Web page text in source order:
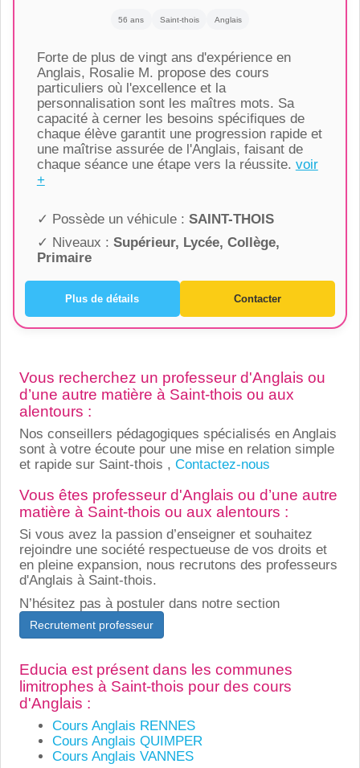
56 ans Saint-thois Anglais
Forte de plus de vingt ans d'expérience en
Anglais, Rosalie M. propose des cours
particuliers où l'excellence et la
personnalisation sont les maîtres mots. Sa
capacité à cerner les besoins spécifiques de
chaque élève garantit une progression rapide et
une maîtrise assurée de l'Anglais, faisant de
chaque séance une étape vers la réussite. voir
+
✓ Possède un véhicule : SAINT-THOIS
✓ Niveaux : Supérieur, Lycée, Collège,
Primaire
Plus de détails Contacter
Vous recherchez un professeur d'Anglais ou
d’une autre matière à Saint-thois ou aux
alentours :
Nos conseillers pédagogiques spécialisés en Anglais
sont à votre écoute pour une mise en relation simple
et rapide sur Saint-thois , Contactez-nous
Vous êtes professeur d'Anglais ou d’une autre
matière à Saint-thois ou aux alentours :
Si vous avez la passion d’enseigner et souhaitez
rejoindre une société respectueuse de vos droits et
en pleine expansion, nous recrutons des professeurs
d'Anglais à Saint-thois.
N’hésitez pas à postuler dans notre section
Recrutement professeur
Educia est présent dans les communes
limitrophes à Saint-thois pour des cours
d'Anglais :
Cours Anglais RENNES
Cours Anglais QUIMPER
Cours Anglais VANNES